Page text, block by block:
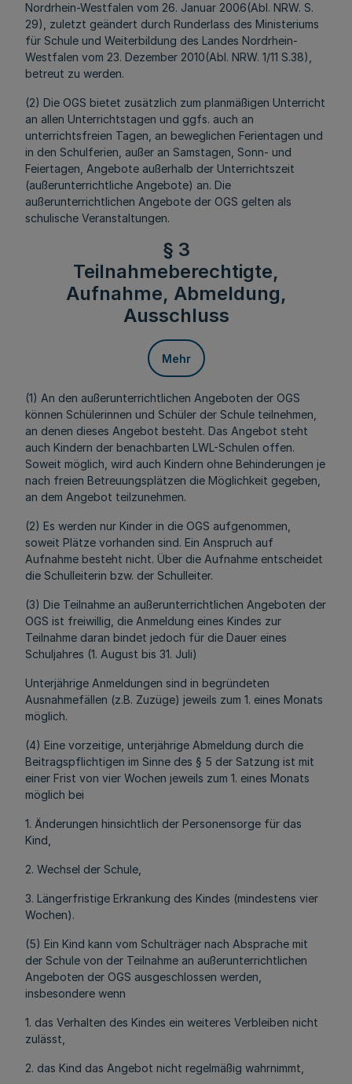
Nordrhein-Westfalen vom 26. Januar 2006(Abl. NRW. S.
29), zuletzt geändert durch Runderlass des Ministeriums
für Schule und Weiterbildung des Landes Nordrhein-
Westfalen vom 23. Dezember 2010(Abl. NRW. 1/11 S.38),
betreut zu werden.
(2) Die OGS bietet zusätzlich zum planmäßigen Unterricht
an allen Unterrichtstagen und ggfs. auch an
unterrichtsfreien Tagen, an beweglichen Ferientagen und
in den Schulferien, außer an Samstagen, Sonn- und
Feiertagen, Angebote außerhalb der Unterrichtszeit
(außerunterrichtliche Angebote) an. Die
außerunterrichtlichen Angebote der OGS gelten als
schulische Veranstaltungen.
§ 3
Teilnahmeberechtigte,
Aufnahme, Abmeldung,
Ausschluss
Mehr
(1) An den außerunterrichtlichen Angeboten der OGS
können Schülerinnen und Schüler der Schule teilnehmen,
an denen dieses Angebot besteht. Das Angebot steht
auch Kindern der benachbarten LWL-Schulen offen.
Soweit möglich, wird auch Kindern ohne Behinderungen je
nach freien Betreuungsplätzen die Möglichkeit gegeben,
an dem Angebot teilzunehmen.
(2) Es werden nur Kinder in die OGS aufgenommen,
soweit Plätze vorhanden sind. Ein Anspruch auf
Aufnahme besteht nicht. Über die Aufnahme entscheidet
die Schulleiterin bzw. der Schulleiter.
(3) Die Teilnahme an außerunterrichtlichen Angeboten der
OGS ist freiwillig, die Anmeldung eines Kindes zur
Teilnahme daran bindet jedoch für die Dauer eines
Schuljahres (1. August bis 31. Juli)
Unterjährige Anmeldungen sind in begründeten
Ausnahmefällen (z.B. Zuzüge) jeweils zum 1. eines Monats
möglich.
(4) Eine vorzeitige, unterjährige Abmeldung durch die
Beitragspflichtigen im Sinne des § 5 der Satzung ist mit
einer Frist von vier Wochen jeweils zum 1. eines Monats
möglich bei
1. Änderungen hinsichtlich der Personensorge für das
Kind,
2. Wechsel der Schule,
3. Längerfristige Erkrankung des Kindes (mindestens vier
Wochen).
(5) Ein Kind kann vom Schulträger nach Absprache mit
der Schule von der Teilnahme an außerunterrichtlichen
Angeboten der OGS ausgeschlossen werden,
insbesondere wenn
1. das Verhalten des Kindes ein weiteres Verbleiben nicht
zulässt,
2. das Kind das Angebot nicht regelmäßig wahrnimmt,